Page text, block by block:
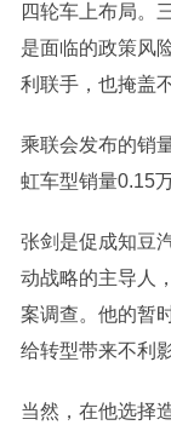
四轮车上布局。
是面临的政策风
利联手，也掩盖
乘联会发布的销
虹车型销量0.15
张剑是促成知豆
动战略的主导人
案调查。他的暂
给转型带来不利
当然，在他选择